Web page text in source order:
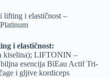
i elastičnost:
kiselina); LIFTONIN –
esencija BiEau Actif Tri-
i gljive kordiceps